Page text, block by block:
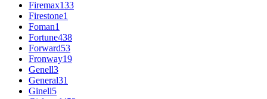
Firemax133
Firestone1
Foman1
Fortune438
Forward53
Fronway19
Genell3
General31
Ginell5